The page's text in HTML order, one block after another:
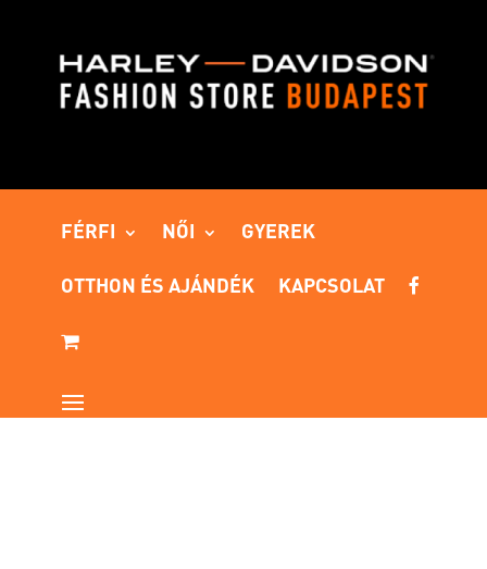
FÉRFI NŐI GYEREK
OTTHON ÉS AJÁNDÉK KAPCSOLAT